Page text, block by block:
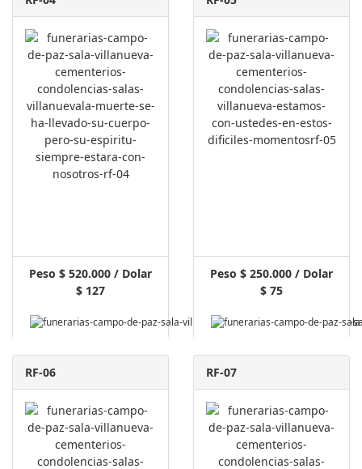
Peso $ 520.000 / Dolar
$ 127
Peso $ 250.000 / Dolar
$ 75
RF-06 RF-07